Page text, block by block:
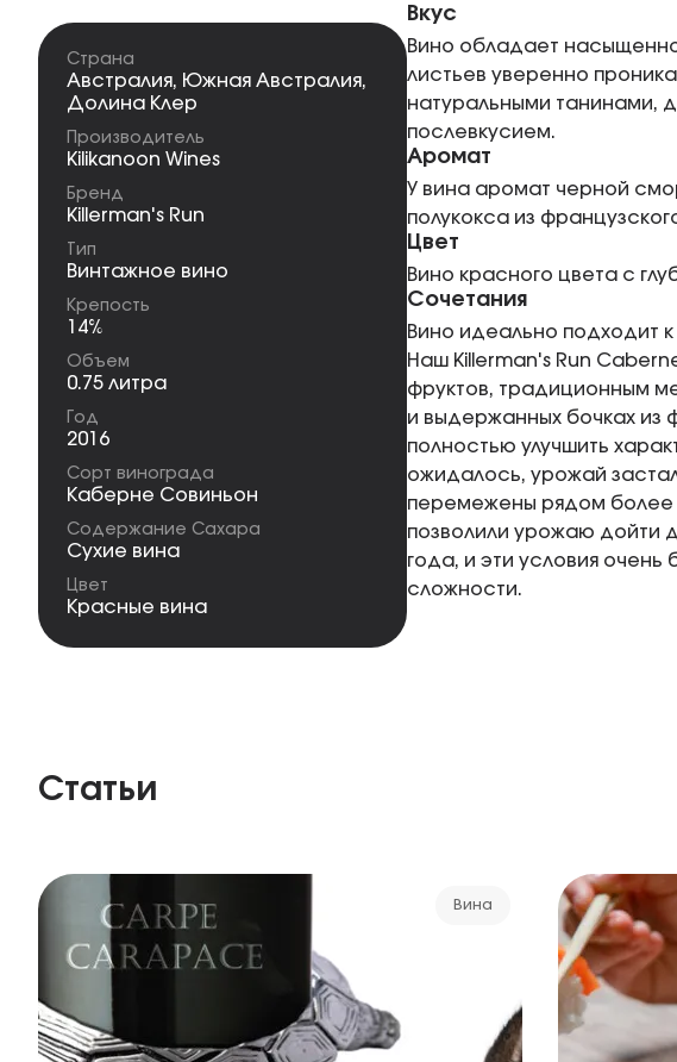
Страна
Австралия, Южная Австралия,
Долина Клер
Производитель
Kilikanoon Wines
Бренд
Killerman's Run
Тип
Винтажное вино
Крепость
14%
Объем
0.75 литра
Год
2016
Сорт винограда
Каберне Совиньон
Содержание Сахара
Сухие вина
Цвет
Красные вина
Вкус
Вино обладает
листьев уверенно
натуральными танинами,
послевкусием.
Аромат
У вина аромат черной
полукокса из
Цвет
Вино красного цвета с
Сочетания
Вино идеально подходит
Наш Killerman's Run
фруктов, традиционным
и выдержанных бочках из
полностью улучшить
ожидалось, урожай
перемежены рядом более
позволили урожаю дойти
года, и эти условия очень
сложности.
Статьи
Вина